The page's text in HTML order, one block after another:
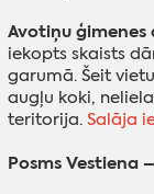
Avotiņu ģimenes
iekopts skaists
garumā. Šeit
augļu koki,
teritorija. Salāja
Posms Vestiena